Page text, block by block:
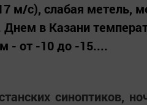
м/с), слабая метель,
Днем в Казани
- от -10 до -15....
синоптиков,